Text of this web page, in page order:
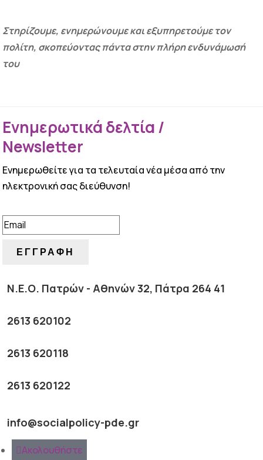
Στηρίζουμε, ενημερώνουμε και εξυπηρετούμε τον
πολίτη, σκοπεύοντας πάντα στην πλήρη ενδυνάμωσή
του
Ενημερωτικά δελτία /
Newsletter
Ενημερωθείτε για τα τελευταία νέα μέσα από την
ηλεκτρονική σας διεύθυνση!
ΕΓΓΡΑΦΗ
Ν.Ε.Ο. Πατρών - Αθηνών 32, Πάτρα 264 41
2613 620102
2613 620118
2613 620122
info@socialpolicy-pde.gr
Ακολουθήστε